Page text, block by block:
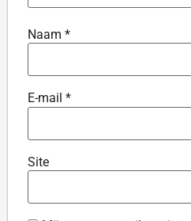
Naam *
E-mail *
Site